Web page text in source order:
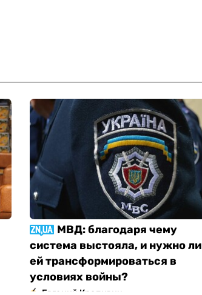
МВД: благодаря чему
система выстояла, и нужно ли
ей трансформироваться в
условиях войны?
Евгений Крапивин